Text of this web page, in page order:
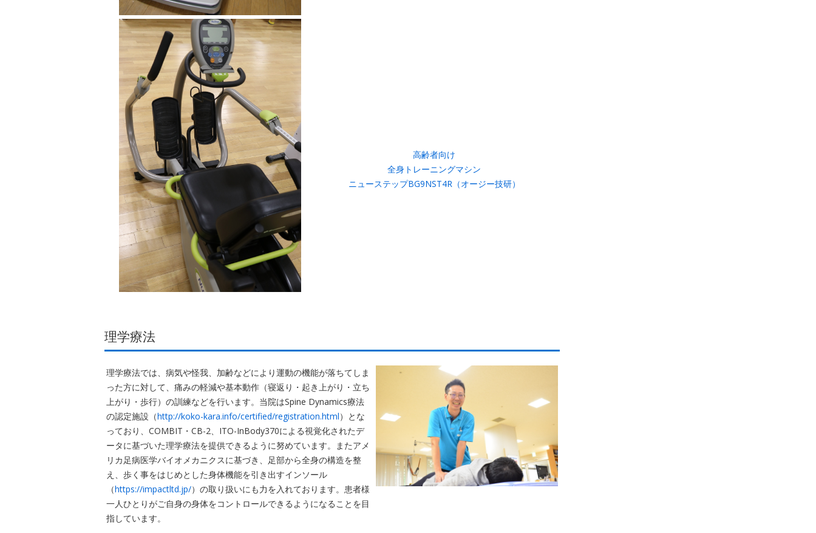
高齢者向け
全身トレーニングマシン
ニューステップBG9NST4R（オージー技研）
理学療法
理学療法では、病気や怪我、加齢などにより運動の機能が落ちてしま
った方に対して、痛みの軽減や基本動作（寝返り・起き上がり・立ち
上がり・歩行）の訓練などを行います。当院はSpine Dynamics療法
の認定施設（http://koko-kara.info/certified/registration.html）とな
っており、COMBIT・CB-2、ITO-InBody370による視覚化されたデ
ータに基づいた理学療法を提供できるように努めています。またアメ
リカ足病医学バイオメカニクスに基づき、足部から全身の構造を整
え、歩く事をはじめとした身体機能を引き出すインソール
（https://impactltd.jp/）の取り扱いにも力を入れております。患者様
一人ひとりがご自身の身体をコントロールできるようになることを目
指しています。